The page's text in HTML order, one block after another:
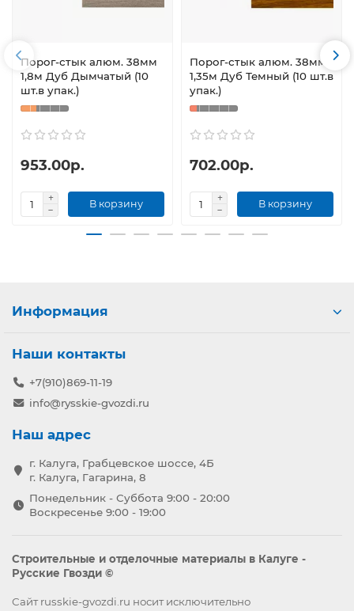
Порог-стык алюм. 38мм
1,8м Дуб Дымчатый (10
шт.в упак.)
953.00р.
В корзину
Порог-стык алюм. 38мм
1,35м Дуб Темный (10 шт.в
упак.)
702.00р.
В корзину
Информация
Наши контакты
+7(910)869-11-19
info@rysskie-gvozdi.ru
Наш адрес
г. Калуга, Грабцевское шоссе, 4Б
г. Калуга, Гагарина, 8
Понедельник - Суббота 9:00 - 20:00
Воскресенье 9:00 - 19:00
Строительные и отделочные материалы в Калуге -
Русские Гвозди ©
Сайт russkie-gvozdi.ru носит исключительно